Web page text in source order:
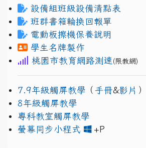
設備組班級設備清點表
班群書箱輪換回報單
電動板擦機保養說明
學生名牌製作
桃園市教育網路測速 (限教網)
7.9年級觸屏教學 （ 手冊&影片 ）
8年級觸屏教學
專科教室觸屏教學
螢幕同步小程式
+P